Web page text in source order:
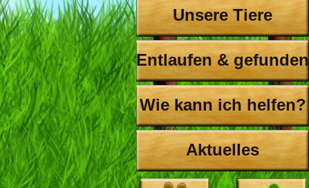
Unsere Tiere
Entlaufen & gefunden
Wie kann ich helfen?
Aktuelles